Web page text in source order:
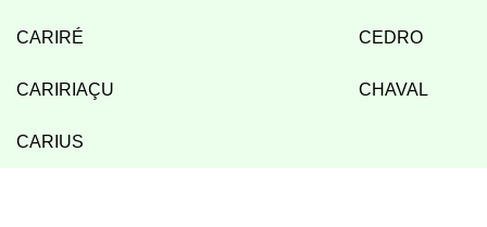
CARIRÉ CEDRO
CARIRIAÇU CHAVAL
CARIUS